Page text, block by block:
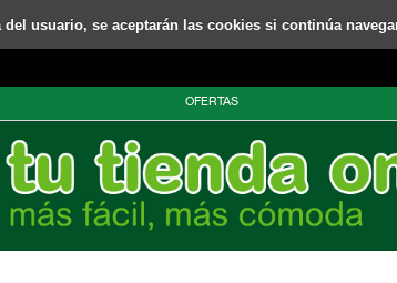
usuario, se aceptarán las cookies si continúa
OFERTAS